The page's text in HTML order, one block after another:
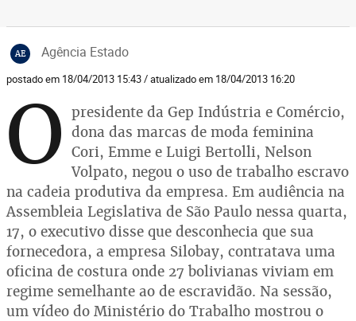
AE Agência Estado
postado em 18/04/2013 15:43 / atualizado em 18/04/2013 16:20
O presidente da Gep Indústria e Comércio,
dona das marcas de moda feminina
Cori, Emme e Luigi Bertolli, Nelson
Volpato, negou o uso de trabalho escravo
na cadeia produtiva da empresa. Em audiência na
Assembleia Legislativa de São Paulo nessa quarta,
17, o executivo disse que desconhecia que sua
fornecedora, a empresa Silobay, contratava uma
oficina de costura onde 27 bolivianas viviam em
regime semelhante ao de escravidão. Na sessão,
um vídeo do Ministério do Trabalho mostrou o